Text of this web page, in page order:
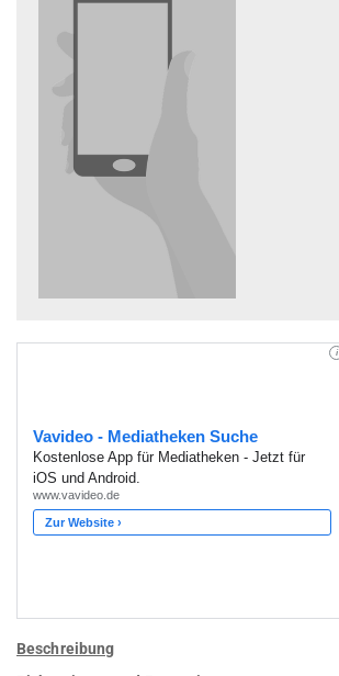
Beschreibung